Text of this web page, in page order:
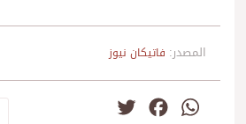
المصدر: فاتيكان نيوز
WhatsApp
Facebook